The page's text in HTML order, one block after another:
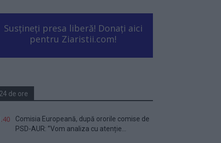
Susțineți presa liberă! Donați aici
pentru Ziaristii.com!
24 de ore
Comisia Europeană, după ororile comise de
PSD-AUR: ”Vom analiza cu atenție...